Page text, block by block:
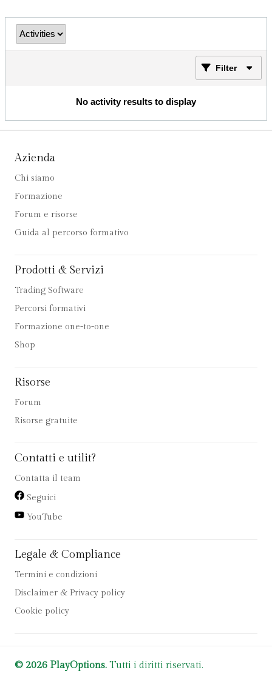
Filter
No activity results to display
Azienda
Chi siamo
Formazione
Forum e risorse
Guida al percorso formativo
Prodotti & Servizi
Trading Software
Percorsi formativi
Formazione one-to-one
Shop
Risorse
Forum
Risorse gratuite
Contatti e utilit?
Contatta il team
Seguici
YouTube
Legale & Compliance
Termini e condizioni
Disclaimer & Privacy policy
Cookie policy
© 2026 PlayOptions. Tutti i diritti riservati.